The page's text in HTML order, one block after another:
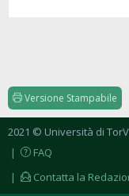
Versione Stampabile
2021 © Università di
|
FAQ
|
Contatta la